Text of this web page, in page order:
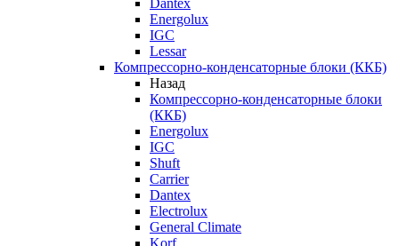
Dantex
Energolux
IGC
Lessar
Компрессорно-конденсаторные блоки (ККБ)
Назад
Компрессорно-конденсаторные блоки
(ККБ)
Energolux
IGC
Shuft
Carrier
Dantex
Electrolux
General Climate
Korf